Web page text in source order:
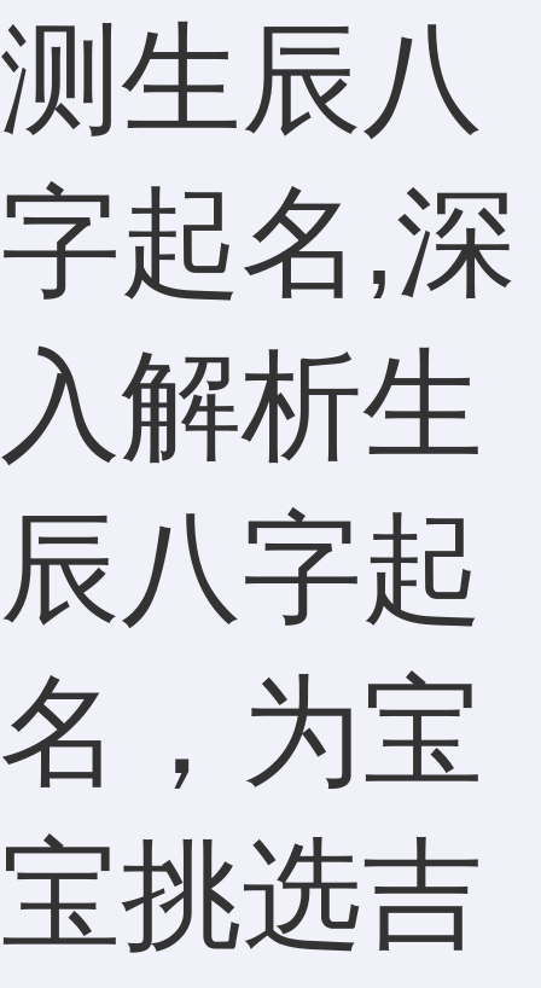
测生辰八
字起名,深
入解析生
辰八字起
名，为宝
宝挑选吉